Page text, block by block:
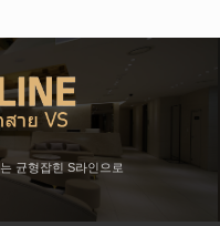
균형잡힌 S라인으로